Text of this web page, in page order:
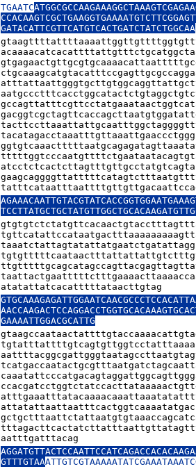
TGAATC
GATACATTCGTTCATGTCACTGATCTATCTGGCAA
atatattatcacatttttataacttgtag
GAAAATTGGACGCATTG
aatttgatttacag
GTTTGTAA